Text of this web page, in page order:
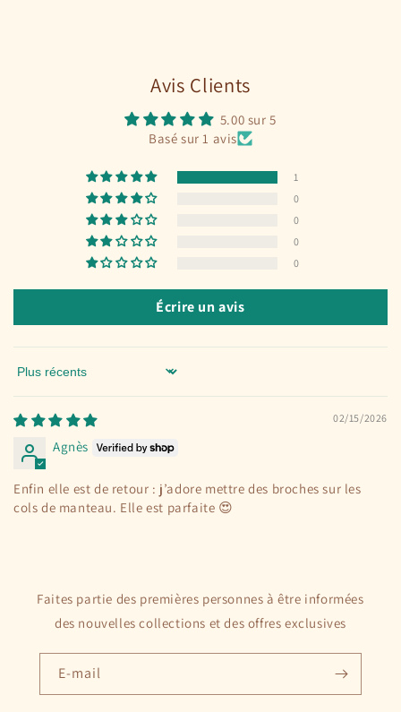
Avis Clients
5.00 sur 5
Basé sur 1 avis
1
0
0
0
0
Écrire un avis
Sort by
02/15/2026
Agnès
Enfin elle est de retour : j’adore mettre des broches sur les
cols de manteau. Elle est parfaite 😍
Faites partie des premières personnes à être informées
des nouvelles collections et des offres exclusives
E-mail